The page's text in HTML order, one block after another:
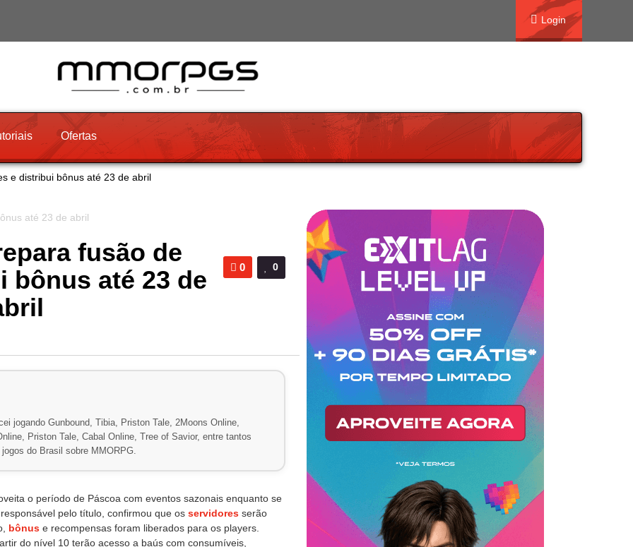
Login
Ofertas
e distribui bônus até 23 de abril
0
0
fusão de
até 23 de
jogando Gunbound, Tibia, Priston Tale, 2Moons Online,
Priston Tale, Cabal Online, Tree of Savior, entre tantos
do Brasil sobre MMORPG.
o período de Páscoa com eventos sazonais enquanto se
pelo título, confirmou que os servidores serão
bônus e recompensas foram liberados para os players.
do nível 10 terão acesso a baús com consumíveis,